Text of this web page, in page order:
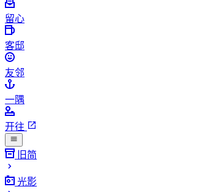
留心
客邸
友邻
一隅
开往
旧简
光影